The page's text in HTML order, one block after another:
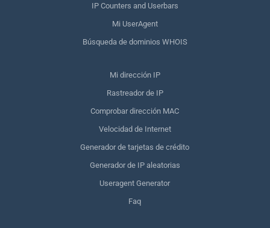
IP Counters and Userbars
Mi UserAgent
Búsqueda de dominios WHOIS
Mi dirección IP
Rastreador de IP
Comprobar dirección MAC
Velocidad de Internet
Generador de tarjetas de crédito
Generador de IP aleatorias
Useragent Generator
Faq